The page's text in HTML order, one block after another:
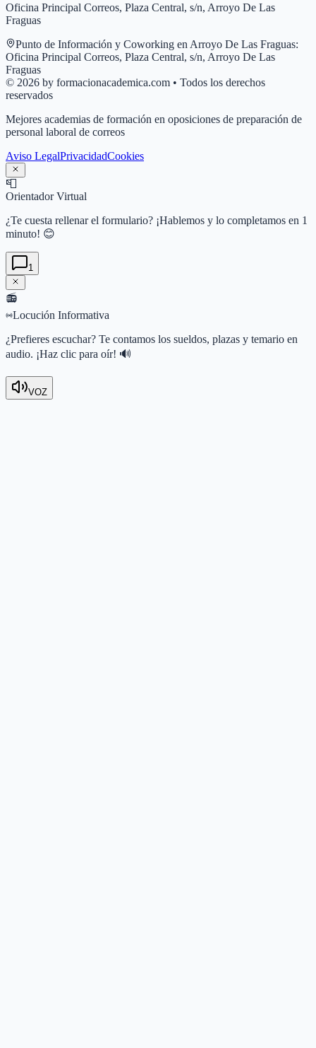
Oficina Principal Correos, Plaza Central, s/n, Arroyo De Las
Fraguas
Punto de Información y Coworking en Arroyo De Las Fraguas:
Oficina Principal Correos, Plaza Central, s/n, Arroyo De Las
Fraguas
© 2026 by formacionacademica.com • Todos los derechos
reservados
Mejores academias de formación en oposiciones de preparación de
personal laboral de correos
Aviso LegalPrivacidadCookies
📮
Orientador Virtual
¿Te cuesta rellenar el formulario? ¡Hablemos y lo completamos en 1
minuto! 😊
1
📻
Locución Informativa
¿Prefieres escuchar? Te contamos los sueldos, plazas y temario en
audio. ¡Haz clic para oír! 🔊
VOZ